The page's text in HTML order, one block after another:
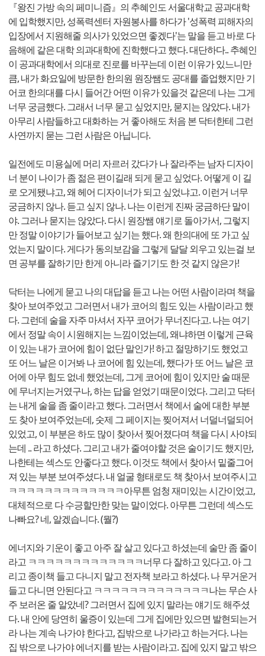
『왕진 가방 속의 페미니즘』의 추혜인도 서울대학교 공과대학
에 입학했지만, 성폭력센터 자원봉사를 하다가 '성폭력 피해자의
입장에서 지원해줄 의사가 있었으면 좋겠다'는 말을 듣고 바로 다
음해에 같은 대학 의과대학에 진학했다고 했다. 대단하다.. 추혜인
이 공과대학에서 의대로 진로를 바꾸는데 이런 이유가 있느니만
큼, 내가 화요일에 방문한 한의원 원장쌤도 공대를 졸업했지만 기
어코 한의대를 다시 들어간 어떤 이유가 있을것 같은데 나는 그게
너무 궁금했다. 그래서 너무 묻고 싶었지만, 묻지는 않았다. 내가
아무리 사람들하고 대화하는 거 좋아해도 처음 본 닥터한테 그런
사연까지 묻는 그런 사람은 아닙니다.
일전에도 미용실에 머리 자르러 갔다가 나 잘라주는 남자 디자이
너 분이 나이가 좀 젊은 편이길래 되게 묻고 싶었다. 어떻게 이 길
로 오게됐냐고, 왜 헤어 디자이너가 되고 싶었냐고. 이런거 너무
궁금하지 않나. 듣고 싶지 않나. 나는 이런게 진짜 궁금하단 말이
야. 그러나 묻지는 않았다. 다시 원장쌤 얘기로 돌아가서, 그렇지
만 정말 이야기가 들어보고 싶기는 했다. 왜 한의대에 또 가고 싶
었는지 말이다. 게다가 동의보감을 그렇게 달달 외우고 있는걸 보
면 공부를 잘하기만 한게 아니라 즐기기도 한 것 같지 않은가!
닥터는 나에게 묻고 나의 대답을 듣고 나는 어떤 사람이라며 책을
찾아 보여주었고 그러면서 내가 코어의 힘도 있는 사람이라고 했
다. 그런데 술을 자주 마셔서 자꾸 코어가 무너진다고. 나는 여기
에서 정말 속이 시원해지는 느낌이었는데, 왜냐하면 이렇게 근육
이 있는 내가 코어에 힘이 없단 말인가! 하고 절망하기도 했었고
또 어느 날은 이거봐 나 코어에 힘 있는데, 했다가 또 어느 날은 코
어에 아무 힘도 없네 했었는데, 그게 코어에 힘이 있지만 술 때문
에 무너지는거였구나, 하는 답을 얻었기 때문이었다. 그리고 닥터
는 내게 술을 좀 줄이라고 했다. 그러면서 책에서 술에 대한 부분
도 찾아 보여주었는데, 숫제 그 페이지는 찢어져서 너덜너덜되어
있었고, 이 부분은 하도 많이 찾아서 찢어졌다며 책을 다시 사야되
는데 .. 라고 하셨다. 그리고 내가 줄여야할 것은 술이기도 했지만,
나한테는 섹스도 안좋다고 했다. 이것도 책에서 찾아서 밑줄그어
져 있는 부분 보여주셨다. 내 얼굴 형태로도 책 찾아서 보여주시고
ㅋㅋㅋㅋㅋㅋㅋㅋㅋㅋㅋㅋㅋ아무튼 엄청 재미있는 시간이었고,
대체적으로 다 수긍할만한 맞는 말이었다. 아무튼 그런데 섹스도
나빠요? 네, 알겠습니다. (뭘?)
에너지와 기운이 좋고 아주 잘 살고 있다고 하셨는데 술만 좀 줄이
라고 ㅋㅋㅋㅋㅋㅋㅋㅋㅋㅋㅋㅋㅋ너무 다 잘하고 있다고. 아 그
리고 종이책 들고 다니지 말고 전자책 보라고 하셨다. 나 무거운거
들고 다니면 안된다고 ㅋㅋㅋㅋㅋㅋㅋㅋㅋㅋㅋㅋㅋ나는 무슨 사
주 보러온 줄 알았네? 그러면서 집에 있지 말라는 얘기도 해주셨
다. 내 안에 당연히 울증이 있는데 그게 집에만 있으면 발현되는거
라 나는 계속 나가야 한다고, 집밖으로 나가라고 하는거다. 나는
집 밖으로 나가야 에너지를 받는 사람이라고. 집에 있지 말고 밖으